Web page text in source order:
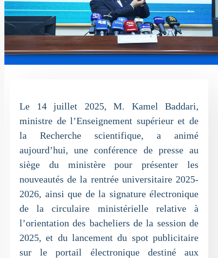
Le 14 juillet 2025, M. Kamel Baddari,
ministre de l’Enseignement supérieur et de
la Recherche scientifique, a animé
aujourd’hui, une conférence de presse au
siège du ministère pour présenter les
nouveautés de la rentrée universitaire 2025-
2026, ainsi que de la signature électronique
de la circulaire ministérielle relative à
l’orientation des bacheliers de la session de
2025, et du lancement du spot publicitaire
sur le portail électronique destiné aux